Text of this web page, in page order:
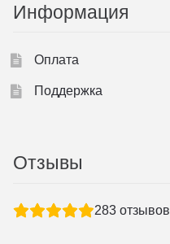
Информация
Оплата
Поддержка
Отзывы
283 отзывов